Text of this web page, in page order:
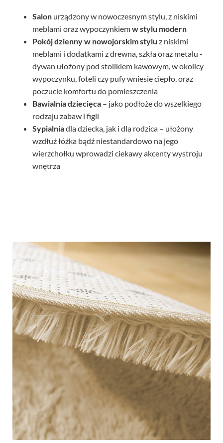
Salon urządzony w nowoczesnym stylu, z niskimi
meblami oraz wypoczynkiemw stylu modern
Pokój dziennyw nowojorskim stylu z niskimi
meblami i dodatkami z drewna, szkła oraz metalu -
dywan ułożony pod stolikiem kawowym, w okolicy
wypoczynku, foteli czy pufy wniesie ciepło, oraz
poczucie komfortu do pomieszczenia
Bawialnia dziecięca – jako podłoże do wszelkiego
rodzaju zabaw i figli
Sypialniadla dziecka, jak i dla rodzica – ułożony
wzdłuż łóżka bądź niestandardowo na jego
wierzchołku wprowadzi ciekawy akcenty wystroju
wnętrza